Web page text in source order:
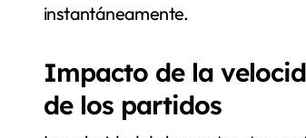
instantáneamente.
Impacto de la
de los partidos